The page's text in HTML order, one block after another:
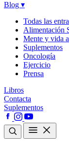
Blog ▾
Todas las
Alimentación
Mente y vida
Suplementos
Oncología
Ejercicio
Prensa
Libros
Contacta
Suplementos